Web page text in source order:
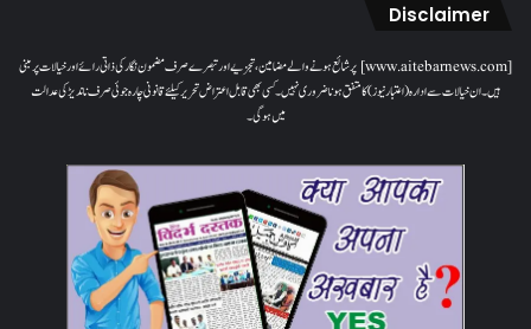
Disclaimer
[www.aitebarnews.com] پر شائع ہونے والے مضامین، تجزیے اور تبصرے صرف مضمون نگار کی ذاتی رائے اور خیالات پر مبنی
ہیں۔ ان خیالات سے ادارہ (اعتبار نیوز) کا متفق ہونا ضروری نہیں۔ کسی بھی قابل اعتراض تحریر کیلئے قانونی چارہ جوئی صرف ناندیڑ کی عدالت
میں ہوگی۔